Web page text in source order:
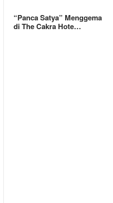
“Panca Satya” Menggema
di The Cakra Hote…